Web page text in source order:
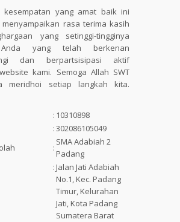
kesempatan yang amat baik ini
rasa terima kasih
yang setinggi-tingginya
yang telah berkenan
dan berpartsisipasi aktif
kami. Semoga Allah SWT
meridhoi setiap langkah kita.
: 10310898
:302086105049
:
SMA Adabiah 2
Padang
:Jalan Jati Adabiah
No.1, Kec. Padang
Timur, Kelurahan
Jati, Kota Padang
Sumatera Barat